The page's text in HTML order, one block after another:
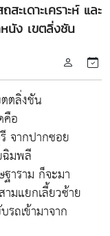
ะเดาะเคราะห์ และ
นัง เขตลิ่งชัน
ตลิ่งชัน
คือ
จากปากซอย
มพลี
าราม ก็จะมา
มแยกเลี้ยวซ้าย
ถเข้ามาจาก